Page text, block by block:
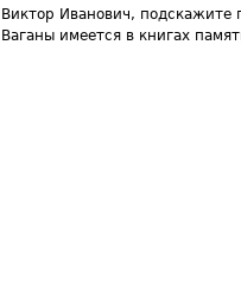
Виктор Иванович,
Ваганы имеется в книгах